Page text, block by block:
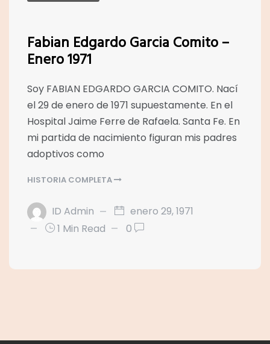
Fabian Edgardo Garcia Comito –
Enero 1971
Soy FABIAN EDGARDO GARCIA COMITO. Nací
el 29 de enero de 1971 supuestamente. En el
Hospital Jaime Ferre de Rafaela. Santa Fe. En
mi partida de nacimiento figuran mis padres
adoptivos como
HISTORIA COMPLETA
ID Admin
enero 29, 1971
1 Min Read
0